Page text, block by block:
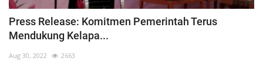
Press Release: Komitmen Pemerintah Terus
Mendukung Kelapa...
Aug 30, 2022 2663